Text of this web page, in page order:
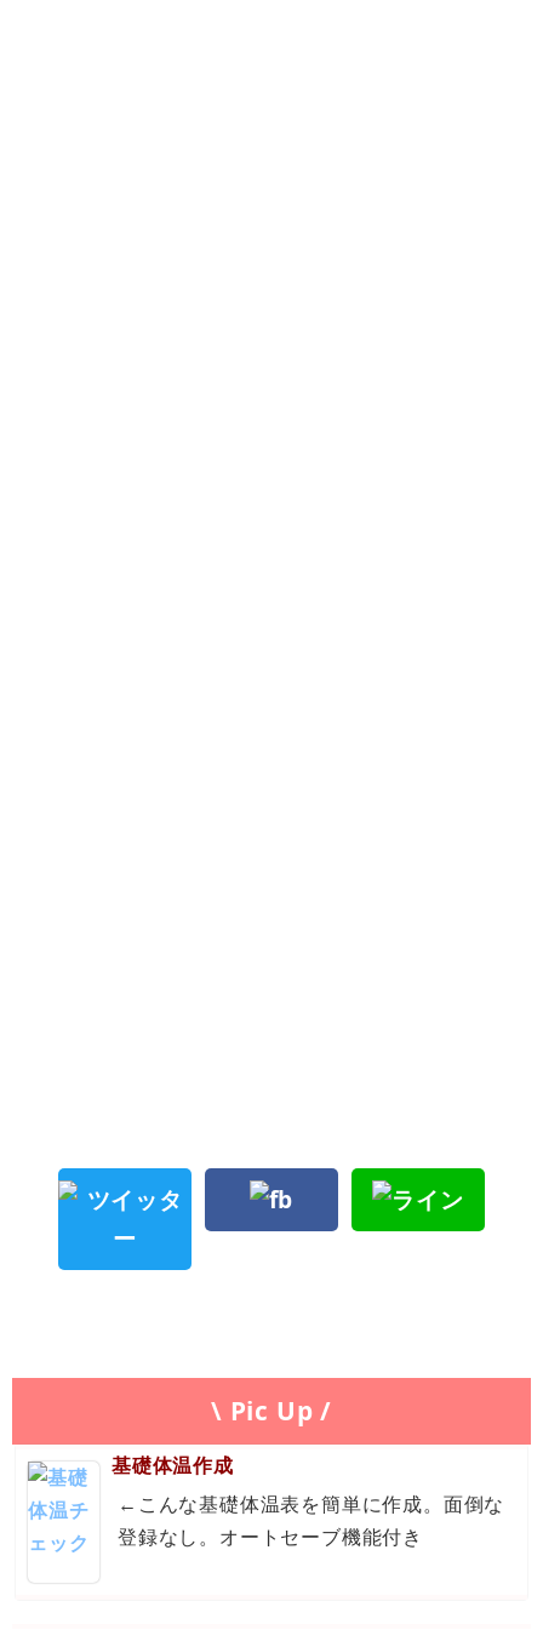
\ Pic Up /
基礎体温作成
←こんな基礎体温表を簡単に作成。面倒な
登録なし。オートセーブ機能付き